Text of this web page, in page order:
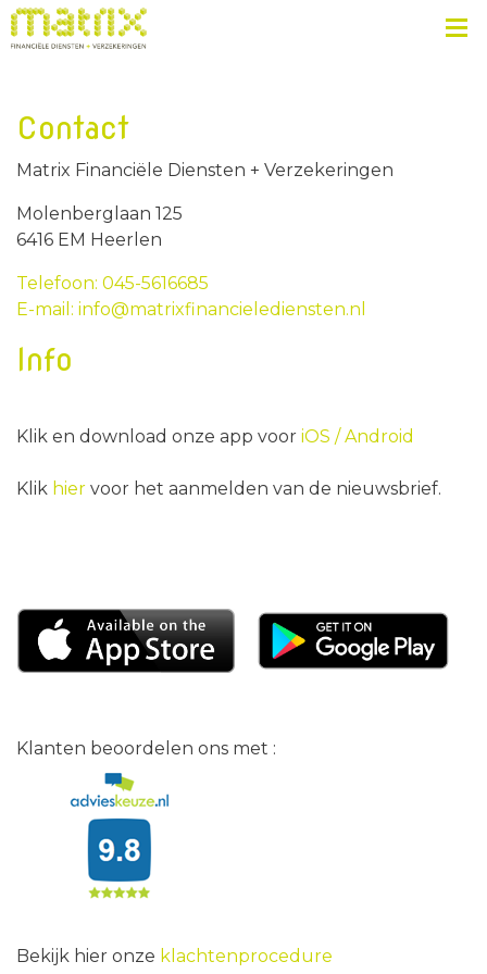
Contact
Matrix Financiële Diensten + Verzekeringen
Molenberglaan 125
6416 EM Heerlen
Telefoon: 045-5616685
E-mail: info@matrixfinancielediensten.nl
Info
Klik en download onze app voor iOS /Android
Klik hier voor het aanmelden van de nieuwsbrief.
Klanten beoordelen ons met :
Bekijk hier onze klachtenprocedure